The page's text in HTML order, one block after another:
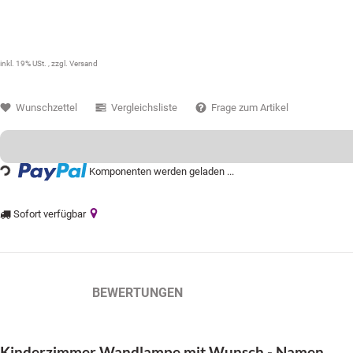
inkl. 19% USt. , zzgl. Versand
Komponenten werden geladen ...
Sofort verfügbar
Wunschzettel Vergleichsliste Frage zum Artikel
BEWERTUNGEN